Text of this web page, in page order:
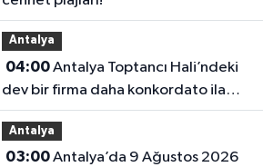
Antalya
04:00Antalya Toptancı Hali’ndeki
dev bir firma daha konkordato ilan
etti
Antalya
03:00Antalya’da 9 Ağustos 2026